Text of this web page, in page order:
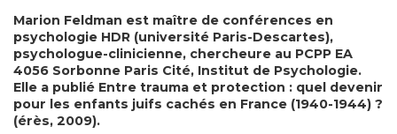
Marion Feldman est maître de conférences en
psychologie HDR (université Paris-Descartes),
psychologue-clinicienne, chercheure au PCPP EA
4056 Sorbonne Paris Cité, Institut de Psychologie.
Elle a publié Entre trauma et protection : quel devenir
pour les enfants juifs cachés en France (1940-1944) ?
(érès, 2009).